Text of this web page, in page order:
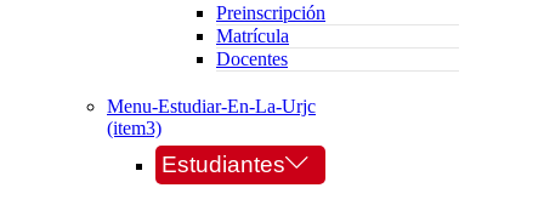
Preinscripción
Matrícula
Docentes
Menu-Estudiar-En-La-Urjc
(item3)
Estudiantes